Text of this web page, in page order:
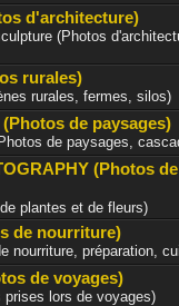
d'architecture)
(Photos
rurales)
rurales, fermes, silos)
de paysages)
de paysages,
(Photos
plantes et de fleurs)
de nourriture)
nourriture, préparation,
de voyages)
prises lors de voyages)